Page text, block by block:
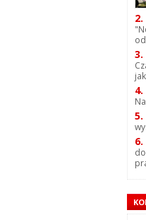
2.
3.
4.
5.
6.